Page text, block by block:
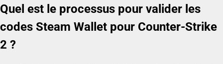
Quel est le processus pour valider les
codes Steam Wallet pour Counter-Strike
2 ?